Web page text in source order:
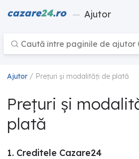
cazare24.ro — Ajutor
Ajutor / Prețuri și modalități de plată
Prețuri și
plată
1. Creditele Cazare24